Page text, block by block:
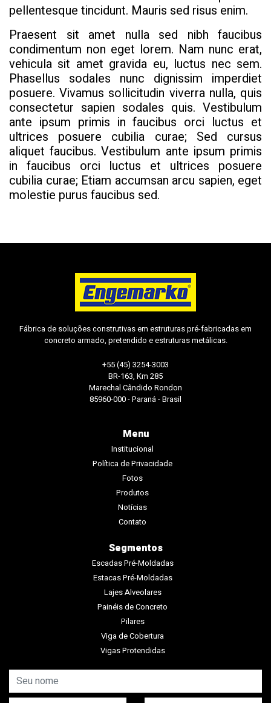
pellentesque tincidunt. Mauris sed risus enim.
Praesent sit amet nulla sed nibh faucibus
condimentum non eget lorem. Nam nunc erat,
vehicula sit amet gravida eu, luctus nec sem.
Phasellus sodales nunc dignissim imperdiet
posuere. Vivamus sollicitudin viverra nulla, quis
consectetur sapien sodales quis. Vestibulum
ante ipsum primis in faucibus orci luctus et
ultrices posuere cubilia curae; Sed cursus
aliquet faucibus. Vestibulum ante ipsum primis
in faucibus orci luctus et ultrices posuere
cubilia curae; Etiam accumsan arcu sapien, eget
molestie purus faucibus sed.
Fábrica de soluções construtivas em estruturas pré-fabricadas em
concreto armado, pretendido e estruturas metálicas.
+55 (45) 3254-3003
BR-163, Km 285
Marechal Cândido Rondon
85960-000 - Paraná - Brasil
Menu
Institucional
Política de Privacidade
Fotos
Produtos
Notícias
Contato
Segmentos
Escadas Pré-Moldadas
Estacas Pré-Moldadas
Lajes Alveolares
Painéis de Concreto
Pilares
Viga de Cobertura
Vigas Protendidas